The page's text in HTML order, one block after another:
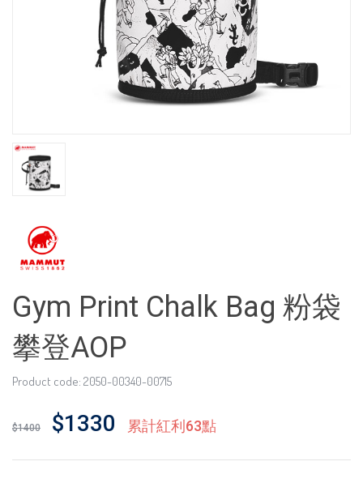
Gym Print Chalk Bag 粉袋
攀登AOP
Product code: 2050-00340-00715
$1400 $1330 累計紅利63點